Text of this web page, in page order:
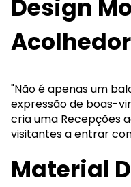
Design
"Não é apenas um
expressão de boas-
cria uma Recepções
visitantes a entrar
Material